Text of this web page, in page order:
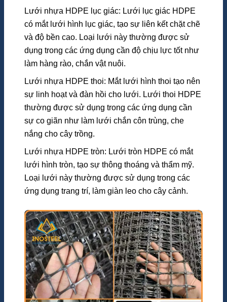
Lưới nhựa HDPE lục giác: Lưới lục giác HDPE
có mắt lưới hình lục giác, tạo sự liên kết chặt chẽ
và độ bền cao. Loại lưới này thường được sử
dụng trong các ứng dụng cần độ chịu lực tốt như
làm hàng rào, chắn vật nuôi.
Lưới nhựa HDPE thoi: Mắt lưới hình thoi tạo nên
sự linh hoạt và đàn hồi cho lưới. Lưới thoi HDPE
thường được sử dụng trong các ứng dụng cần
sự co giãn như làm lưới chắn côn trùng, che
nắng cho cây trồng.
Lưới nhựa HDPE tròn: Lưới tròn HDPE có mắt
lưới hình tròn, tạo sự thông thoáng và thẩm mỹ.
Loại lưới này thường được sử dụng trong các
ứng dụng trang trí, làm giàn leo cho cây cảnh.